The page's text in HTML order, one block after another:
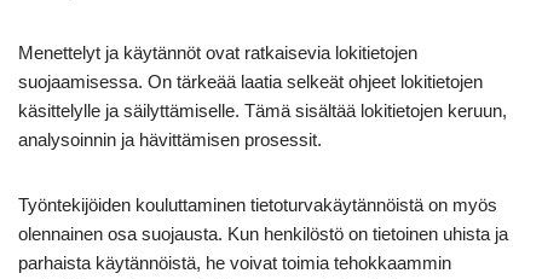
Menettelyt ja käytännöt ovat ratkaisevia lokitietojen
suojaamisessa. On tärkeää laatia selkeät ohjeet lokitietojen
käsittelylle ja säilyttämiselle. Tämä sisältää lokitietojen keruun,
analysoinnin ja hävittämisen prosessit.
Työntekijöiden kouluttaminen tietoturvakäytännöistä on myös
olennainen osa suojausta. Kun henkilöstö on tietoinen uhista ja
parhaista käytännöistä, he voivat toimia tehokkaammin